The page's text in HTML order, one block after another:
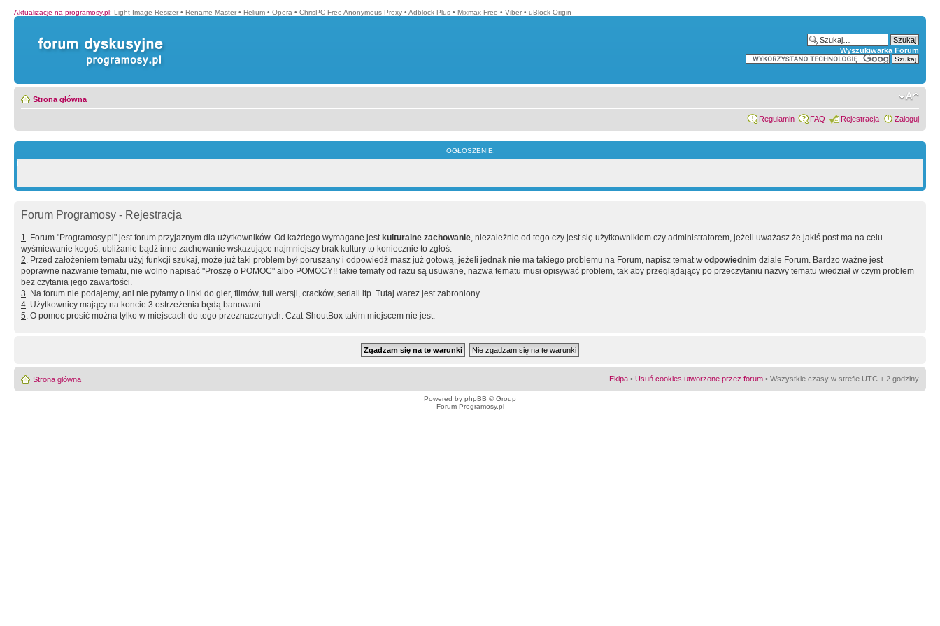
Aktualizacje na programosy.pl: Light Image Resizer • Rename Master • Helium • Opera • ChrisPC Free Anonymous Proxy • Adblock Plus • Mixmax Free • Viber • uBlock Origin
Wyszukiwarka Forum
Strona główna
Regulamin FAQ Rejestracja Zaloguj
OGŁOSZENIE:
Forum Programosy - Rejestracja
1. Forum "Programosy.pl" jest forum przyjaznym dla użytkowników. Od każdego wymagane jest kulturalne zachowanie, niezależnie od tego czy jest się użytkownikiem czy administratorem, jeżeli uważasz że jakiś post ma na celu
wyśmiewanie kogoś, ubliżanie bądź inne zachowanie wskazujące najmniejszy brak kultury to koniecznie to zgłoś.
2. Przed założeniem tematu użyj funkcji szukaj, może już taki problem był poruszany i odpowiedź masz już gotową, jeżeli jednak nie ma takiego problemu na Forum, napisz temat w odpowiednim dziale Forum. Bardzo ważne jest
poprawne nazwanie tematu, nie wolno napisać "Proszę o POMOC" albo POMOCY!! takie tematy od razu są usuwane, nazwa tematu musi opisywać problem, tak aby przeglądający po przeczytaniu nazwy tematu wiedział w czym problem
bez czytania jego zawartości.
3. Na forum nie podajemy, ani nie pytamy o linki do gier, filmów, full wersji, cracków, seriali itp. Tutaj warez jest zabroniony.
4. Użytkownicy mający na koncie 3 ostrzeżenia będą banowani.
5. O pomoc prosić można tylko w miejscach do tego przeznaczonych. Czat-ShoutBox takim miejscem nie jest.
Strona główna Ekipa • Usuń cookies utworzone przez forum • Wszystkie czasy w strefie UTC + 2 godziny
Powered by phpBB © Group
Forum Programosy.pl